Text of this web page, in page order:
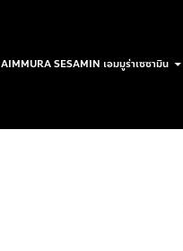
AIMMURA SESAMIN เอมมูร่าเซซามิน